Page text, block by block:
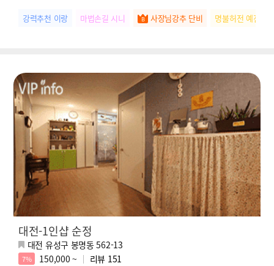
강력추천 이랑 마법손길 시니 사장님강추 단비 명불허전 예진
대전-1인샵 순정
대전 유성구 봉명동 562-13
7% 150,000 ~ 리뷰 151